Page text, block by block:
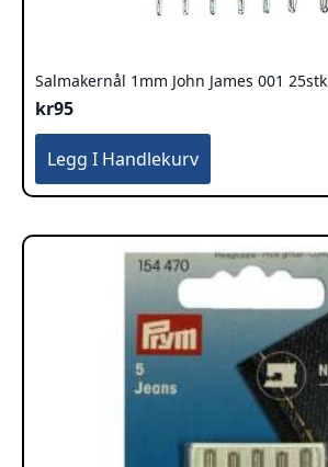
Salmakernål 1mm John James 001 25stk
kr95
Legg I Handlekurv